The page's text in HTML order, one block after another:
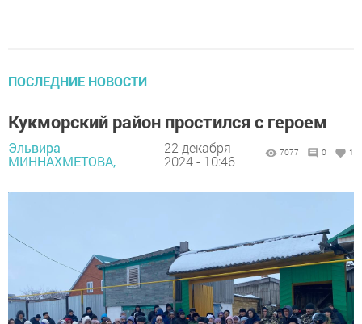
ПОСЛЕДНИЕ НОВОСТИ
Кукморский район простился с героем
Эльвира
МИННАХМЕТОВА,
22 декабря
2024 - 10:46
7077 0 1